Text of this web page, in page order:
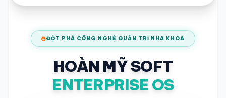
ĐỘT PHÁ CÔNG NGHỆ QUẢN TRỊ NHA KHOA
HOÀN MỸ SOFT
ENTERPRISE OS